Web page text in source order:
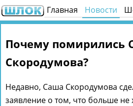
Главная Новости
Почему помирились
Скородумова?
Недавно, Саша Скородумова
заявление о том, что больше не